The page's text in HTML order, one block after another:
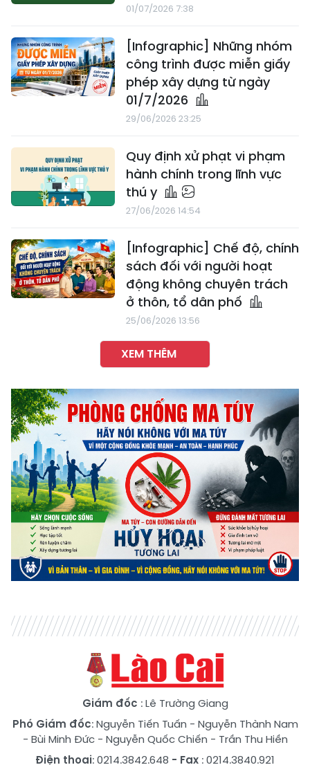
01/07/2026 7:38
[Infographic] Những nhóm
công trình được miễn giấy
phép xây dựng từ ngày
01/7/2026
29/06/2026 23:25
Quy định xử phạt vi phạm
hành chính trong lĩnh vực
thú y
27/06/2026 14:54
[Infographic] Chế độ, chính
sách đối với người hoạt
động không chuyên trách
ở thôn, tổ dân phố
25/06/2026 13:56
XEM THÊM
Giám đốc : Lê Trường Giang
Phó Giám đốc:Nguyễn Tiến Tuấn - Nguyễn Thành Nam
- Bùi Minh Đức- Nguyễn Quốc Chiến - Trần Thu Hiền
Điện thoại: 0214.3842.648 - Fax : 0214.3840.921